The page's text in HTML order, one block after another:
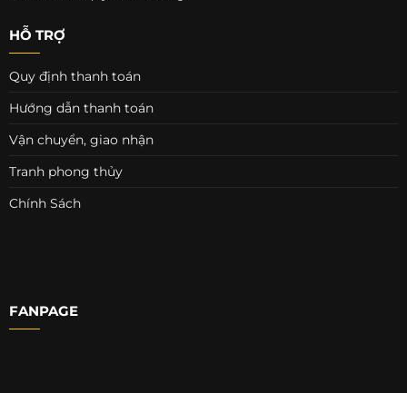
HỖ TRỢ
Quy định thanh toán
Hướng dẫn thanh toán
Vận chuyển, giao nhận
Tranh phong thủy
Chính Sách
FANPAGE